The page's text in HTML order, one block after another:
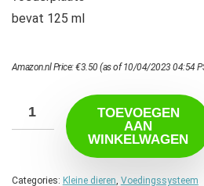
bevat 125 ml
Amazon.nl Price:€3.50(as of 10/04/2023 04:54
TOEVOEGEN
AAN
WINKELWAGEN
Categories: Kleine dieren, Voedingssysteem